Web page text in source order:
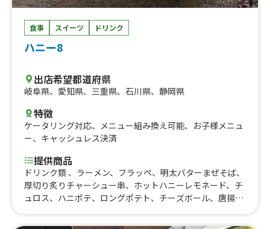
食事 スイーツ ドリンク
ハニー8
出店希望都道府県
岐阜県、 愛知県、 三重県、 石川県、 静岡県
特徴
ケータリング対応、 メニュー組み換え可能、 お子様メニュ
ー、 キャッシュレス決済
提供商品
ドリンク類 、ラーメン、フラッペ、明太バターまぜそば、
厚切り炙りチャーシュー串、ホットハニーレモネード、チ
ュロス、ハニポテ、ロングポテト、チーズボール、唐揚
ゲソ串唐揚げ、ホルモンまぜそば、台湾まぜそば、ダージ